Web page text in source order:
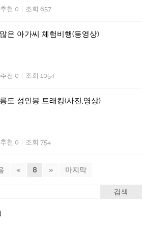
추천 0 조회 657
은 아가씨 체험비행(동영상)
추천 0 조회 1054
도 성인봉 트래킹(사진,영상)
추천 0 조회 754
« 8 » 마지막
검색